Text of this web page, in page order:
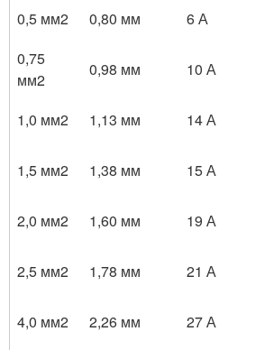
0,5 мм2
0,80 мм 6 А
0,75
мм2
0,98 мм 10 А
1,0 мм2
1,13 мм 14 А
1,5 мм2
1,38 мм 15 А
2,0 мм2
1,60 мм 19 А
2,5 мм2
1,78 мм 21 А
4,0 мм2
2,26 мм 27 А